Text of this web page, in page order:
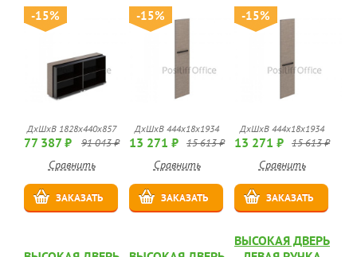
-15%
ДхШхВ 1828х440х857
77 387 ₽ 91 043 ₽
Сравнить
ЗАКАЗАТЬ
-15%
ДхШхВ 444х18х1934
13 271 ₽ 15 613 ₽
Сравнить
ЗАКАЗАТЬ
-15%
ДхШхВ 444х18х1934
13 271 ₽ 15 613 ₽
Сравнить
ЗАКАЗАТЬ
ВЫСОКАЯ ДВЕРЬ